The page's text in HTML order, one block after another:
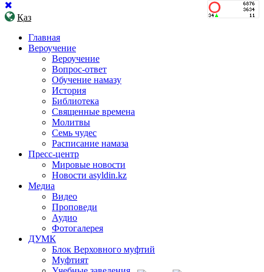
Қаз
Главная
Вероучение
Вероучение
Вопрос-ответ
Обучение намазу
История
Библиотека
Священные времена
Молитвы
Семь чудес
Расписание намаза
Пресс-центр
Мировые новости
Новости asyldin.kz
Медиа
Видео
Проповеди
Аудио
Фотогалерея
ДУМК
Блок Верховного муфтий
Муфтият